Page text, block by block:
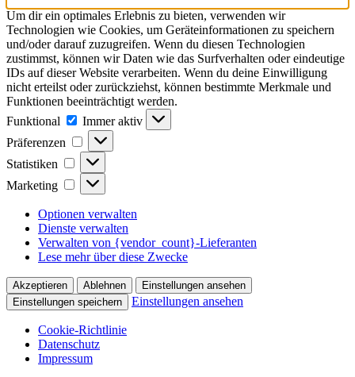
Um dir ein optimales Erlebnis zu bieten, verwenden wir
Technologien wie Cookies, um Geräteinformationen zu speichern
und/oder darauf zuzugreifen. Wenn du diesen Technologien
zustimmst, können wir Daten wie das Surfverhalten oder eindeutige
IDs auf dieser Website verarbeiten. Wenn du deine Einwilligung
nicht erteilst oder zurückziehst, können bestimmte Merkmale und
Funktionen beeinträchtigt werden.
Funktional
Funktional
Immer aktiv
Präferenzen
Präferenzen
Statistiken Statistiken
Marketing Marketing
Optionen verwalten
Dienste verwalten
Verwalten von {vendor_count}-Lieferanten
Lese mehr über diese Zwecke
Akzeptieren Ablehnen
Einstellungen ansehen
Einstellungen speichern
Einstellungen ansehen
Cookie-Richtlinie
Datenschutz
Impressum